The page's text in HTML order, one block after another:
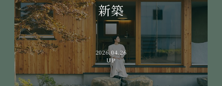
新築
2026.04.26
UP